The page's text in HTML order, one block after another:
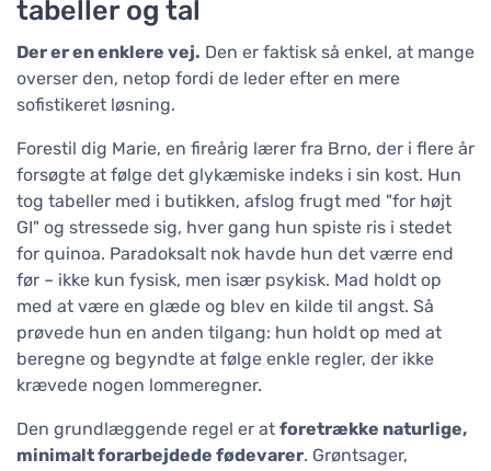
tabeller og tal
Der er en enklere vej. Den er faktisk så enkel, at mange
overser den, netop fordi de leder efter en mere
sofistikeret løsning.
Forestil dig Marie, en fireårig lærer fra Brno, der i flere år
forsøgte at følge det glykæmiske indeks i sin kost. Hun
tog tabeller med i butikken, afslog frugt med "for højt
GI" og stressede sig, hver gang hun spiste ris i stedet
for quinoa. Paradoksalt nok havde hun det værre end
før – ikke kun fysisk, men især psykisk. Mad holdt op
med at være en glæde og blev en kilde til angst. Så
prøvede hun en anden tilgang: hun holdt op med at
beregne og begyndte at følge enkle regler, der ikke
krævede nogen lommeregner.
Den grundlæggende regel er at foretrække naturlige,
minimalt forarbejdede fødevarer. Grøntsager,